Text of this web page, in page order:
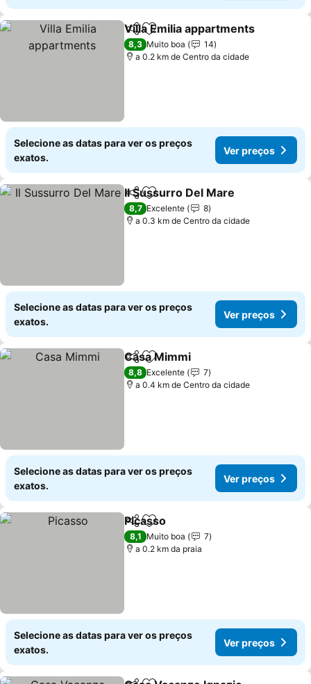
PartilharAdicionar aos favoritos
Villa Emilia appartments
8,3 Muito boa
14
a 0.2 km de Centro da cidade
Selecione as datas para ver os preços
exatos.
Ver preços
PartilharAdicionar aos favoritos
Il Sussurro Del Mare
8,7 Excelente
8
a 0.3 km de Centro da cidade
Selecione as datas para ver os preços
exatos.
Ver preços
PartilharAdicionar aos favoritos
Casa Mimmi
8,8 Excelente
7
a 0.4 km de Centro da cidade
Selecione as datas para ver os preços
exatos.
Ver preços
PartilharAdicionar aos favoritos
Picasso
8,1 Muito boa
7
a 0.2 km da praia
Selecione as datas para ver os preços
exatos.
Ver preços